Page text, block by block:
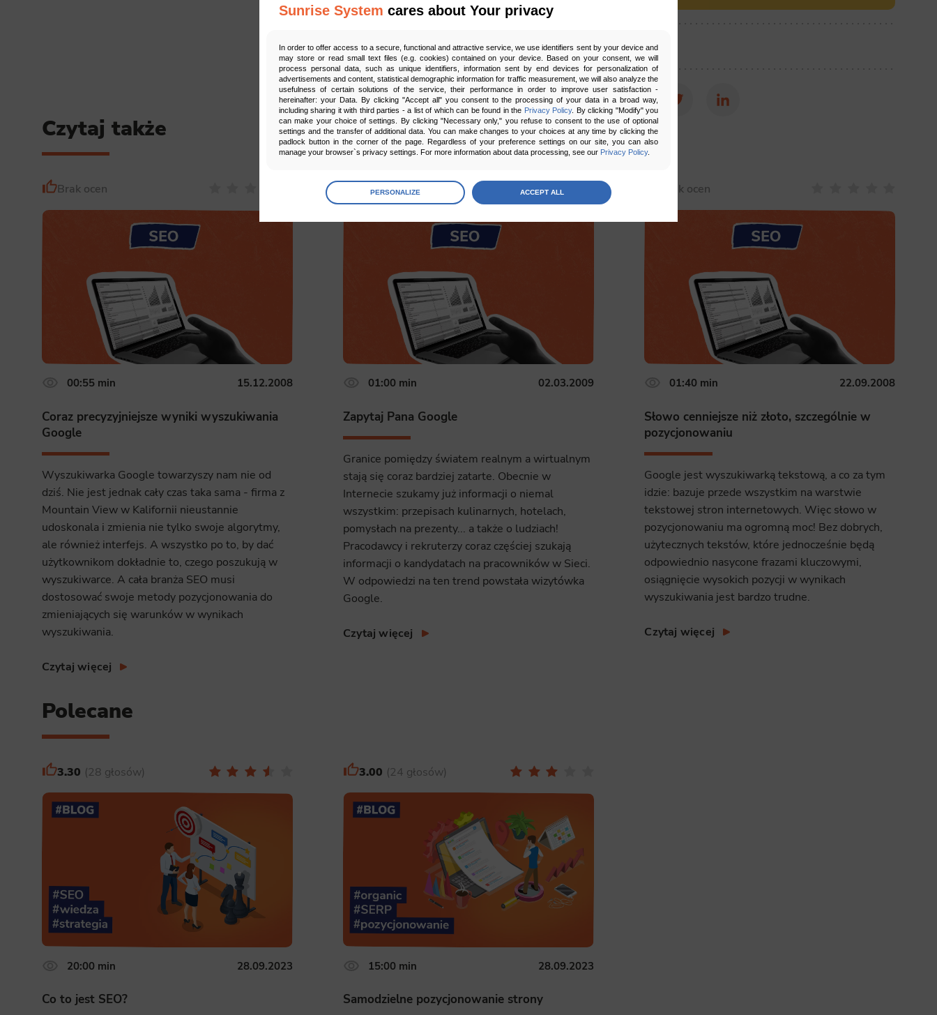
Sunrise System cares about Your privacy
In order to offer access to a secure, functional and attractive service, we use identifiers sent by your device and
may store or read small text files (e.g. cookies) contained on your device. Based on your consent, we will
process personal data, such as unique identifiers, information sent by end devices for personalization of
advertisements and content, statistical demographic information for traffic measurement, we will also analyze the
usefulness of certain solutions of the service, their performance in order to improve user satisfaction -
hereinafter: your Data. By clicking "Accept all" you consent to the processing of your data in a broad way,
including sharing it with third parties - a list of which can be found in the Privacy Policy. By clicking "Modify" you
can make your choice of settings. By clicking "Necessary only," you refuse to consent to the use of optional
settings and the transfer of additional data. You can make changes to your choices at any time by clicking the
padlock button in the corner of the page. Regardless of your preference settings on our site, you can also
manage your browser`s privacy settings. For more information about data processing, see our Privacy Policy.
Manage preferences
Necessary scripts and data stored on the end device contribute to the security and usability of the website by enabling secure
access to basic functions such as site navigation and access to specific areas of the website. The website cannot be properly
This is data used to personalize your use of our website and to remember choices you make while using our website. For
example, we may use functional cookies to remember your language preferences or to remember your login information, making it
easier for you to use the site.
create aggregate demographic statistics about users. Analytical cookies and similar technologies allow us to measure the
Scope responsible for displaying personalized ads that may be of interest to the user based on browsing history and habits and
demographic criteria. Also, third-party files that, in conjunction with files installed while browsing other websites, profile the user,
PERSONALIZE ACCEPT ALL
Udostępnij:
Facebook Twitter LinkedIn
Czytaj także
Brak ocen
00:55 min 15.12.2008
Coraz precyzyjniejsze wyniki wyszukiwania
Google
Wyszukiwarka Google towarzyszy nam nie od
dziś. Nie jest jednak cały czas taka sama - firma z
Mountain View w Kalifornii nieustannie
udoskonala i zmienia nie tylko swoje algorytmy,
ale również interfejs. A wszystko po to, by dać
użytkownikom dokładnie to, czego poszukują w
wyszukiwarce. A cała branża SEO musi
dostosować swoje metody pozycjonowania do
zmieniających się warunków w wynikach
wyszukiwania.
Czytaj więcej
Brak ocen
01:00 min 02.03.2009
Zapytaj Pana Google
Granice pomiędzy światem realnym a wirtualnym
stają się coraz bardziej zatarte. Obecnie w
Internecie szukamy już informacji o niemal
wszystkim: przepisach kulinarnych, hotelach,
pomysłach na prezenty... a także o ludziach!
Pracodawcy i rekruterzy coraz częściej szukają
informacji o kandydatach na pracowników w Sieci.
W odpowiedzi na ten trend powstała wizytówka
Google.
Czytaj więcej
Brak ocen
01:40 min 22.09.2008
Słowo cenniejsze niż złoto, szczególnie w
pozycjonowaniu
Google jest wyszukiwarką tekstową, a co za tym
idzie: bazuje przede wszystkim na warstwie
tekstowej stron internetowych. Więc słowo w
pozycjonowaniu ma ogromną moc! Bez dobrych,
użytecznych tekstów, które jednocześnie będą
odpowiednio nasycone frazami kluczowymi,
osiągnięcie wysokich pozycji w wynikach
wyszukiwania jest bardzo trudne.
Czytaj więcej
Polecane
3.30 28 głosów
20:00 min 28.09.2023
Co to jest SEO?
3.00 24 głosów
15:00 min 28.09.2023
Samodzielne pozycjonowanie strony